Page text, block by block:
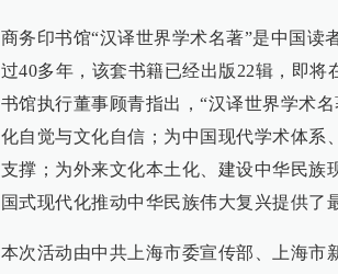
商务印书馆“汉译世界学术名著”是中国读
过40多年，该套书籍已经出版22辑，即
书馆执行董事顾青指出，“汉译世界学术
化自觉与文化自信；为中国现代学术体系
支撑；为外来文化本土化、建设中华民族
国式现代化推动中华民族伟大复兴提供了
本次活动由中共上海市委宣传部、上海市